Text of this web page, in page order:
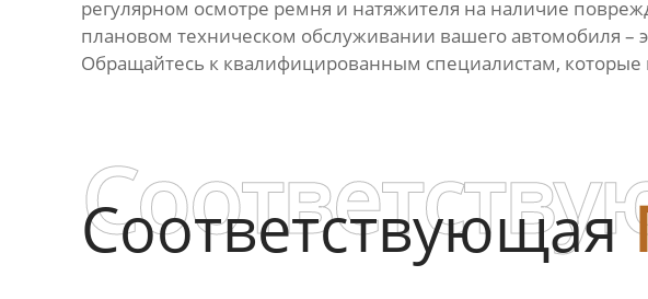
регулярном осмотре ремня и натяжителя на наличие
плановом техническом обслуживании вашего автомобиля
Обращайтесь к квалифицированным специалистам,
Соответствующая